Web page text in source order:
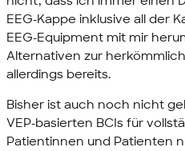
EEG-Kappe inklusive all der
EEG-Equipment mit mir
Alternativen zur
allerdings bereits.
Bisher ist auch noch nicht
VEP-basierten BCIs für
Patientinnen und Patienten